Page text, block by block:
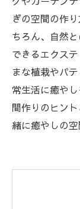
ぎの空間の作
ちろん、自然
できるエクス
まな植栽やパ
常生活に癒や
間作りのヒン
緒に癒やしの